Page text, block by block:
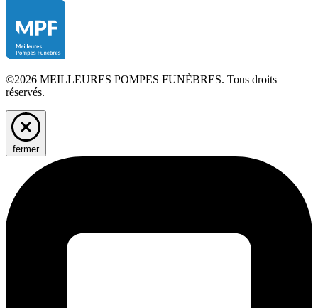
©2026 MEILLEURES POMPES FUNÈBRES. Tous droits
réservés.
fermer